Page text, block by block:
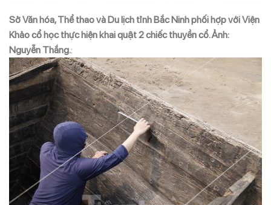
Sở Văn hóa, Thể thao và Du lịch tỉnh Bắc Ninh phối hợp với Viện
Khảo cổ học thực hiện khai quật 2 chiếc thuyền cổ. Ảnh:
Nguyễn Thắng.: